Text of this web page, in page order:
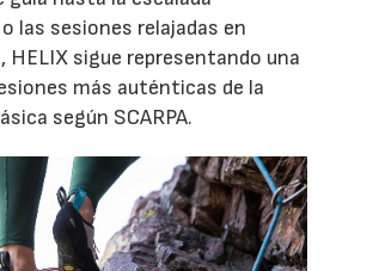
las sesiones relajadas en
HELIX sigue representando una
más auténticas de la
según SCARPA.